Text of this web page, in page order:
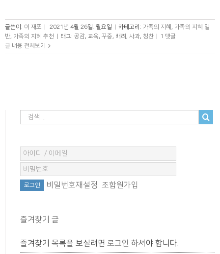
글쓴이: 이 재포 | 2021년 4월 26일. 월요일 | 카테고리: 가족의 지혜 , 가족의 지혜 일
반, 가족의 지혜 추천 | 태그: 공감, 교육, 꾸중, 배려 , 사과, 칭찬 |
1 댓글
글 내용 전체보기
비밀번호재설정 조합원가입
즐겨찾기 글
즐겨찾기 목록을 보실려면 로그인 하셔야 합니다.